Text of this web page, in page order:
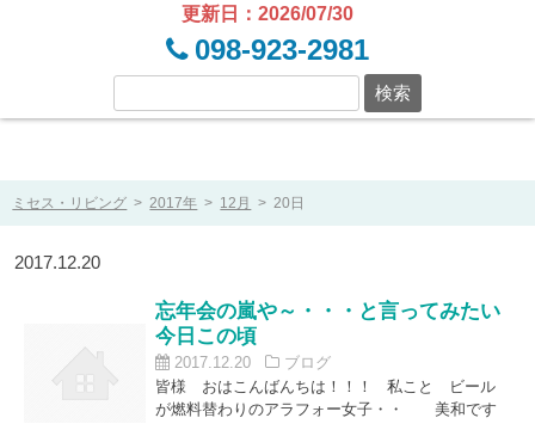
更新日：2026/07/30
098-923-2981
ミセス・リビング > 2017年 > 12月 > 20日
2017.12.20
忘年会の嵐や～・・・と言ってみたい
今日この頃
2017.12.20
ブログ
皆様 おはこんばんちは！！！ 私こと ビール
が燃料替わりのアラフォー女子・・ 美和です